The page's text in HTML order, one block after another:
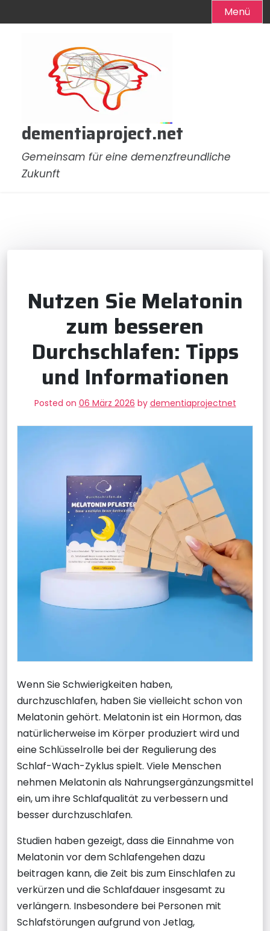
Menü
dementiaproject.net
Gemeinsam für eine demenzfreundliche
Zukunft
Nutzen Sie Melatonin
zum besseren
Durchschlafen: Tipps
und Informationen
Posted on 06 März 2026 by dementiaprojectnet
Wenn Sie Schwierigkeiten haben,
durchzuschlafen, haben Sie vielleicht schon von
Melatonin gehört. Melatonin ist ein Hormon, das
natürlicherweise im Körper produziert wird und
eine Schlüsselrolle bei der Regulierung des
Schlaf-Wach-Zyklus spielt. Viele Menschen
nehmen Melatonin als Nahrungsergänzungsmittel
ein, um ihre Schlafqualität zu verbessern und
besser durchzuschlafen.
Studien haben gezeigt, dass die Einnahme von
Melatonin vor dem Schlafengehen dazu
beitragen kann, die Zeit bis zum Einschlafen zu
verkürzen und die Schlafdauer insgesamt zu
verlängern. Insbesondere bei Personen mit
Schlafstörungen aufgrund von Jetlag,